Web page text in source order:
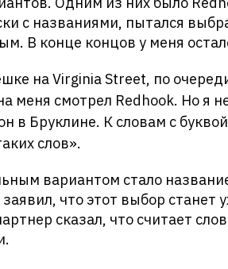
с названиями, пытался
В конце концов у меня
на Virginia Street, по
меня смотрел Redhook. Но я
в Бруклине. К словам с
слов».
вариантом стало
что этот выбор станет
сказал, что считает